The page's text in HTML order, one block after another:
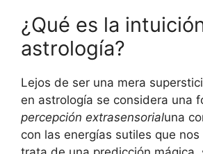
¿Qué es la
astrología?
Lejos de ser una mera
en astrología se considera una
percepción extrasensorialuna
con las energías sutiles que